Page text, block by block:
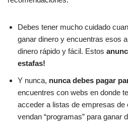
Debes tener mucho cuidado
ganar dinero y encuentras esos
dinero rápido y fácil. Estos
estafas!
Y nunca, nunca debes pagar
encuentres con webs en donde
acceder a listas de empresas
vendan “programas” para ganar